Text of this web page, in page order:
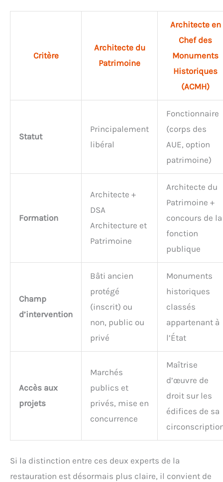
Critère
Architecte du
Patrimoine
Architecte en
Chef des
Monuments
Historiques
(ACMH)
Statut
Principalement
libéral
Fonctionnaire
(corps des
AUE, option
patrimoine)
Formation
Architecte +
DSA
Architecture et
Patrimoine
Architecte du
Patrimoine +
concours de la
fonction
publique
Champ
d’intervention
Bâti ancien
protégé
(inscrit) ou
non, public ou
privé
Monuments
historiques
classés
appartenant à
l’État
Accès aux
projets
Marchés
publics et
privés, mise en
concurrence
Maîtrise
d’œuvre de
droit sur les
édifices de sa
Si la distinction entre ces deux experts de la
restauration est désormais plus claire, il convient de